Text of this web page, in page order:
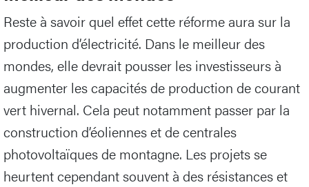
Reste à savoir quel effet cette réforme aura sur la
production d’électricité. Dans le meilleur des
mondes, elle devrait pousser les investisseurs à
augmenter les capacités de production de courant
vert hivernal. Cela peut notamment passer par la
construction d’éoliennes et de centrales
photovoltaïques de montagne. Les projets se
heurtent cependant souvent à des résistances et